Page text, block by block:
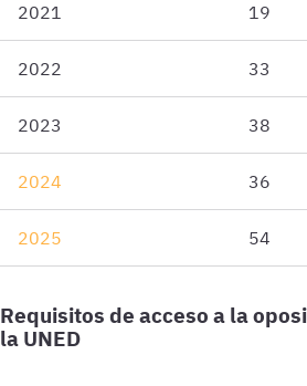
2021 19
2022 33
2023 38
2024 36
2025 54
Requisitos de acceso a la
la UNED